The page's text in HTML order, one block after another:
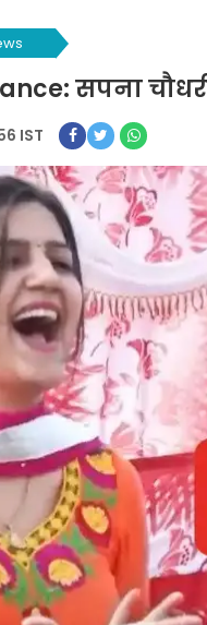
सपना
IST